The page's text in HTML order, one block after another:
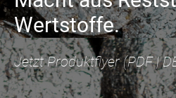
Wertstoffe.
Jetzt Produktflyer (PDF |